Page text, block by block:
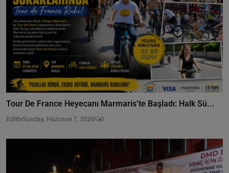
Tour De France Heyecanı Marmaris’te Başladı: Halk Sü...
EditörSunday, Hazirane 7, 2026 0